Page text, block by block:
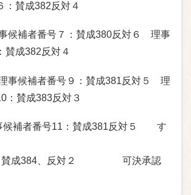
：賛成382反対４
番号７：賛成380反対６ 理事
賛成382反対４
番号９：賛成381反対５ 理
：賛成383反対３
番号11：賛成381反対５ す
賛成384、反対２ 可決承認